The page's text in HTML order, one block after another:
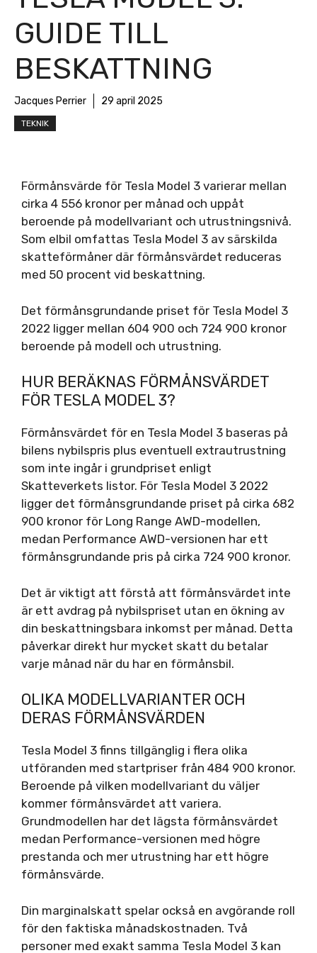
GUIDE TILL
BESKATTNING
Jacques Perrier 29 april 2025
TEKNIK
Förmånsvärde för Tesla Model 3 varierar mellan
cirka 4 556 kronor per månad och uppåt
beroende på modellvariant och utrustningsnivå.
Som elbil omfattas Tesla Model 3 av särskilda
skatteförmåner där förmånsvärdet reduceras
med 50 procent vid beskattning.
Det förmånsgrundande priset för Tesla Model 3
2022 ligger mellan 604 900 och 724 900 kronor
beroende på modell och utrustning.
HUR BERÄKNAS FÖRMÅNSVÄRDET
FÖR TESLA MODEL 3?
Förmånsvärdet för en Tesla Model 3 baseras på
bilens nybilspris plus eventuell extrautrustning
som inte ingår i grundpriset enligt
Skatteverkets listor. För Tesla Model 3 2022
ligger det förmånsgrundande priset på cirka 682
900 kronor för Long Range AWD-modellen,
medan Performance AWD-versionen har ett
förmånsgrundande pris på cirka 724 900 kronor.
Det är viktigt att förstå att förmånsvärdet inte
är ett avdrag på nybilspriset utan en ökning av
din beskattningsbara inkomst per månad. Detta
påverkar direkt hur mycket skatt du betalar
varje månad när du har en förmånsbil.
OLIKA MODELLVARIANTER OCH
DERAS FÖRMÅNSVÄRDEN
Tesla Model 3 finns tillgänglig i flera olika
utföranden med startpriser från 484 900 kronor.
Beroende på vilken modellvariant du väljer
kommer förmånsvärdet att variera.
Grundmodellen har det lägsta förmånsvärdet
medan Performance-versionen med högre
prestanda och mer utrustning har ett högre
förmånsvärde.
Din marginalskatt spelar också en avgörande roll
för den faktiska månadskostnaden. Två
personer med exakt samma Tesla Model 3 kan